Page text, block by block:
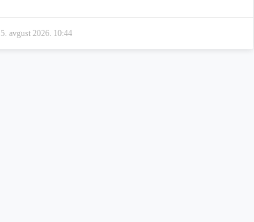
5. avgust 2026. 10:44